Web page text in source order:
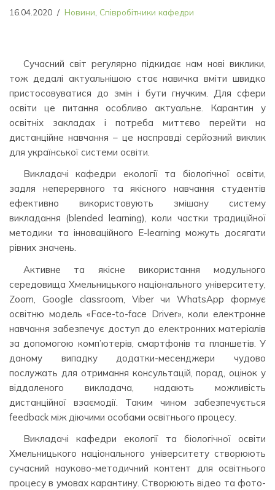
16.04.2020 Новини Співробітники кафедри
Сучасний світ регулярно підкидає нам нові виклики,
тож дедалі актуальнішою стає навичка вміти швидко
пристосовуватися до змін і бути гнучким. Для сфери
освіти це питання особливо актуальне. Карантин у
освітніх закладах і потреба миттєво перейти на
дистанційне навчання – це насправді серйозний виклик
для української системи освіти.
Викладачі кафедри екології та біологічної освіти,
задля неперервного та якісного навчання студентів
ефективно використовують змішану систему
викладання (blended learning), коли частки традиційної
методики та інноваційного E-learning можуть досягати
рівних значень.
Активне та якісне використання модульного
середовища Хмельницького національного університету,
Zoom, Google classroom, Viber чи WhatsApp формує
освітню модель «Face-to-face Driver», коли електронне
навчання забезпечує доступ до електронних матеріалів
за допомогою комп’ютерів, смартфонів та планшетів. У
даному випадку додатки-месенджери чудово
послужать для отримання консультацій, порад, оцінок у
віддаленого викладача, надають можливість
дистанційної взаємодії. Таким чином забезпечується
feedback між діючими особами освітнього процесу.
Викладачі кафедри екології та біологічної освіти
Хмельницького національного університету створюють
сучасний науково-методичний контент для освітнього
процесу в умовах карантину. Створюють відео та фото-